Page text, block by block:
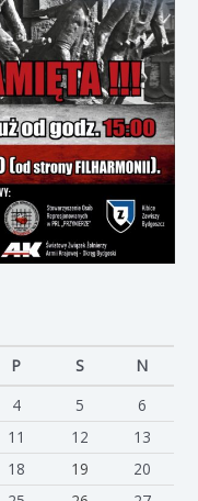
P S
N
4 5
6
11 12
13
18 19
20